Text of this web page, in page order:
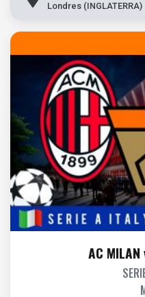
Londres (INGLATERRA)
AC MILAN